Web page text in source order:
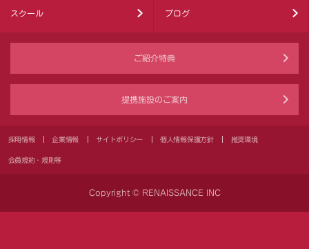
スクール ブログ
ご紹介特典
提携施設のご案内
採用情報 企業情報 サイトポリシー 個人情報保護方針 推奨環境
会員規約・規則等
Copyright © RENAISSANCE INC